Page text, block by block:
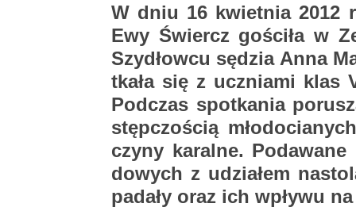
W dniu 16 kwiet­nia 2012
Ewy Świercz go­ści­ła w
Szy­dłow­cu sę­dzia Anna
tka­ła się z ucznia­mi klas
Pod­czas spo­tka­nia
stęp­czo­ścią
czyny ka­ral­ne.
do­wych z udzia­łem
pa­da­ły oraz ich wpły­wu